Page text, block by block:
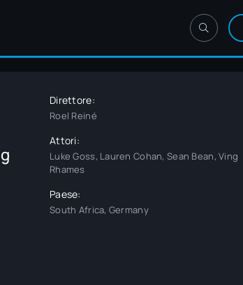
Direttore:
Roel Reiné
Attori:
Luke Goss, Lauren Cohan, Sean Bean, Ving
Rhames
Paese:
South Africa, Germany